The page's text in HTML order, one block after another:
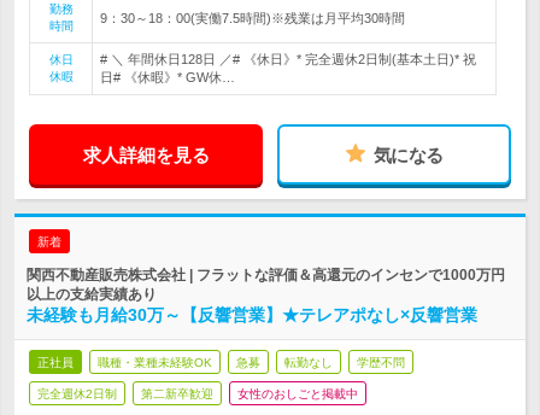
勤務
時間
9：30～18：00(実働7.5時間)※残業は月平均30時間
休日
休暇
# ＼ 年間休日128日 ／# 《休日》* 完全週休2日制(基本土日)* 祝
日# 《休暇》* GW休…
求人詳細を見る 気になる
新着
関西不動産販売株式会社 | フラットな評価＆高還元のインセンで1000万円
以上の支給実績あり
未経験も月給30万～【反響営業】★テレアポなし×反響営業
正社員 職種・業種未経験OK 急募 転勤なし 学歴不問
完全週休2日制 第二新卒歓迎 女性のおしごと掲載中